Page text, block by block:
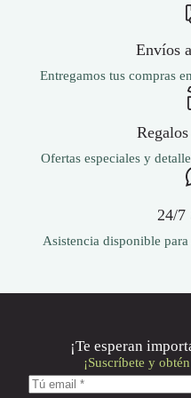
Envíos
Entregamos tus compras
Ofertas especiales y
24/7
Asistencia disponible
¡Te esperan
¡Suscríbete y